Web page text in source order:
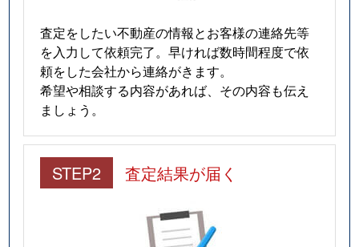
査定をしたい不動産の情報とお客様の連絡先等
を入力して依頼完了。早ければ数時間程度で依
頼をした会社から連絡がきます。
希望や相談する内容があれば、その内容も伝え
ましょう。
STEP2 査定結果が届く